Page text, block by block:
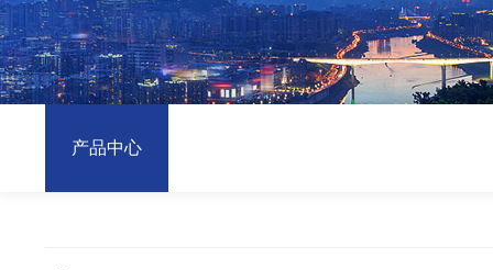
产品中心